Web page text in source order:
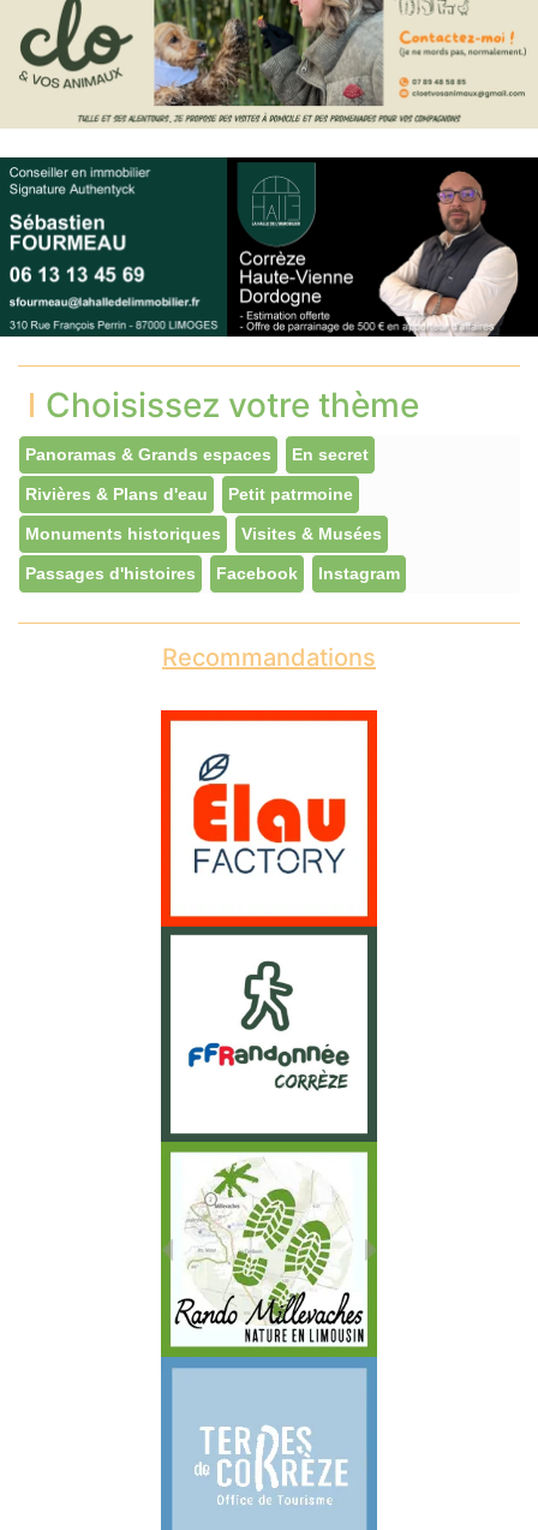
Choisissez votre thème
Panoramas & Grands espaces En secret
Rivières & Plans d'eau Petit patrmoine
Monuments historiques Visites & Musées
Passages d'histoires Facebook Instagram
Recommandations